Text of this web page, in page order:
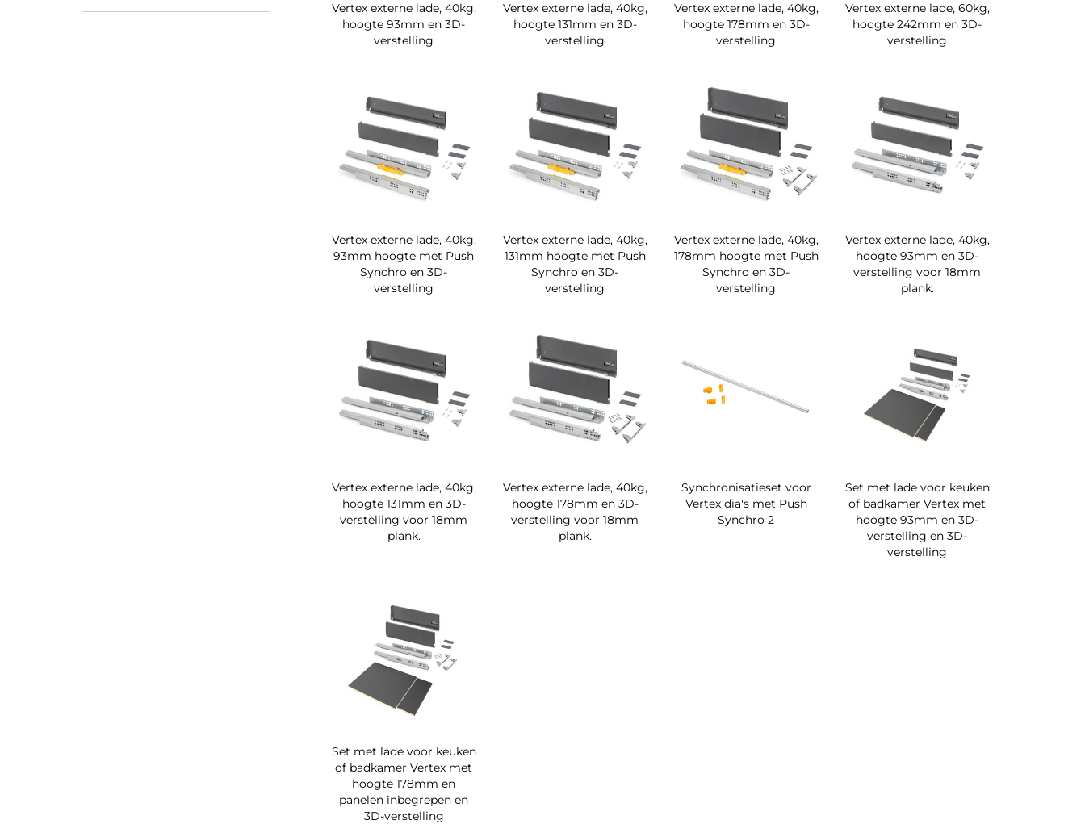
Vertex externe lade, 40kg,
hoogte 93mm en 3D-
verstelling
Vertex externe lade, 40kg,
hoogte 131mm en 3D-
verstelling
Vertex externe lade, 40kg,
hoogte 178mm en 3D-
verstelling
Vertex externe lade, 60kg,
hoogte 242mm en 3D-
verstelling
Vertex externe lade, 40kg,
93mm hoogte met Push
Synchro en 3D-
verstelling
Vertex externe lade, 40kg,
131mm hoogte met Push
Synchro en 3D-
verstelling
Vertex externe lade, 40kg,
178mm hoogte met Push
Synchro en 3D-
verstelling
Vertex externe lade, 40kg,
hoogte 93mm en 3D-
verstelling voor 18mm
plank.
Vertex externe lade, 40kg,
hoogte 131mm en 3D-
verstelling voor 18mm
plank.
Vertex externe lade, 40kg,
hoogte 178mm en 3D-
verstelling voor 18mm
plank.
Synchronisatieset voor
Vertex dia's met Push
Synchro 2
Set met lade voor keuken
of badkamer Vertex met
hoogte 93mm en 3D-
verstelling en 3D-
verstelling
Set met lade voor keuken
of badkamer Vertex met
hoogte 178mm en
panelen inbegrepen en
3D-verstelling